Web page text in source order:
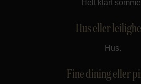
Helt klart
Hus eller
Hus.
Fine dining eller